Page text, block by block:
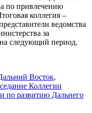
по привлечению
коллегия –
ведомства
за
следующий период.
Восток,
Коллегии
по развитию Дальнего